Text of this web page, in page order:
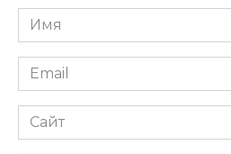
Имя
*
Email
*
Сайт